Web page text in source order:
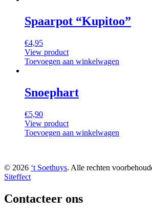
Spaarpot “Kupitoo”
€4,95
View product
Toevoegen aan winkelwagen
Snoephart
€5,90
View product
Toevoegen aan winkelwagen
© 2026 ‘t Soethuys. Alle rechten
Siteffect
Contacteer ons